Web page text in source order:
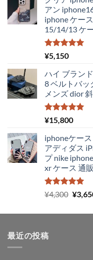
アン
iphone ケー
15/14/13 ケ
5段階中
5.00
¥5,150
ハイ ブラン
8 ベルトバッ
メンズ dior
5段階中
5.00の評価
¥15,800
iphoneケー
アディダス
プ nike
xr ケース 通販
5段階中
5.00
の評価
¥4,300 元
価
¥
最近の投稿